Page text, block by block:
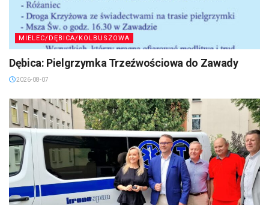
MIELEC/DĘBICA/KOLBUSZOWA
Dębica: Pielgrzymka Trzeźwościowa do Zawady
2026-08-07